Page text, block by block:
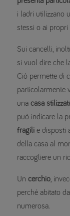
i ladri utilizzano
stessi o ai propri
Sui cancelli,
si vuol dire che
Ciò permette di
particolarmente
una casa
può indicare la
fragili e disposti
della casa al
raccogliere un
Un cerchio ,
perché abitato
numerosa.